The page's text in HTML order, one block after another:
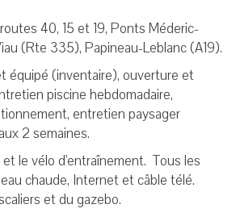
40, 15 et 19, Ponts Méderic-
(Rte 335), Papineau-Leblanc (A19).
équipé (inventaire), ouverture et
piscine hebdomadaire,
entretien paysager
2 semaines.
et le vélo d'entraînement. Tous les
chaude, Internet et câble télé.
et du gazebo.